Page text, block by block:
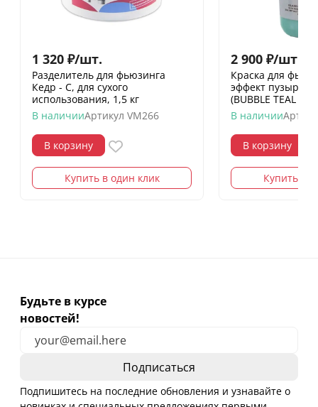
1 320 ₽/шт.
Разделитель для фьюзинга
Кедр - С, для сухого
использования, 1,5 кг
В наличииАртикул VM266
В корзину
Купить в один клик
2 900 ₽/шт.
Краска для
эффект
(BUBBLE TEAL
В наличии
В корзину
Купить в
Будьте в курсе
новостей!
Подпишитесь на последние обновления и узнавайте о